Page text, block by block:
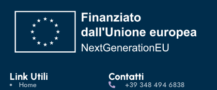
Link Utili
Home
Contatti
‪+39 348 494 6838